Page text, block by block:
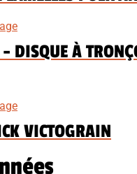
DISQUE À
VICTOGRAIN